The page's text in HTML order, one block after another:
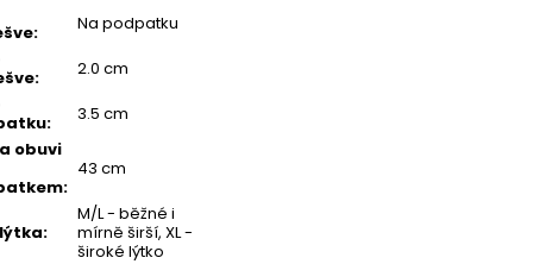
:
Na podpatku
:
2.0 cm
:
3.5 cm
obuvi
:
43 cm
:
M/L - běžné i
mírně širší, XL -
široké lýtko